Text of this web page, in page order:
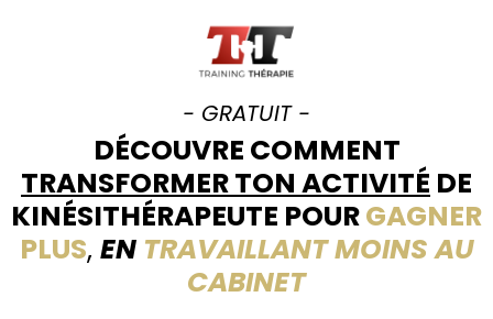
- GRATUIT -
DÉCOUVRE COMMENT
TRANSFORMER TON ACTIVITÉ DE
KINÉSITHÉRAPEUTE POURGAGNER
PLUS, EN TRAVAILLANT MOINS AU
CABINET